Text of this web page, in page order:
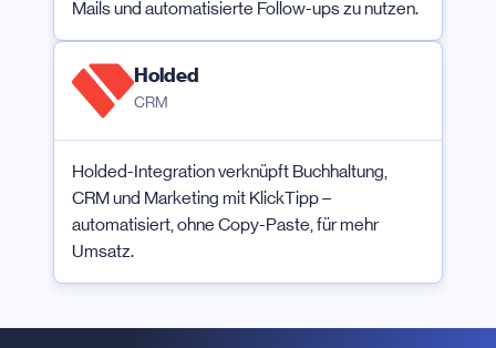
Mails und automatisierte Follow-ups zu nutzen.
Holded
CRM
Holded-Integration verknüpft Buchhaltung,
CRM und Marketing mit KlickTipp –
automatisiert, ohne Copy-Paste, für mehr
Umsatz.